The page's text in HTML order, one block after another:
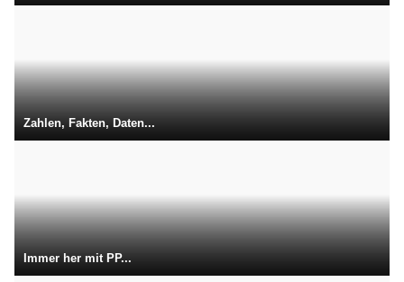
Zahlen, Fakten, Daten...
Immer her mit PP...